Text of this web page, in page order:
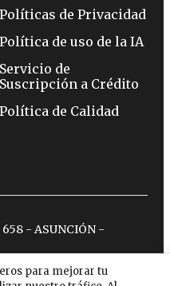
para mejorar tu
Políticas de Privacidad
Política de uso de la IA
Servicio de
Suscripción a Crédito
Política de Calidad
- ASUNCIÓN -